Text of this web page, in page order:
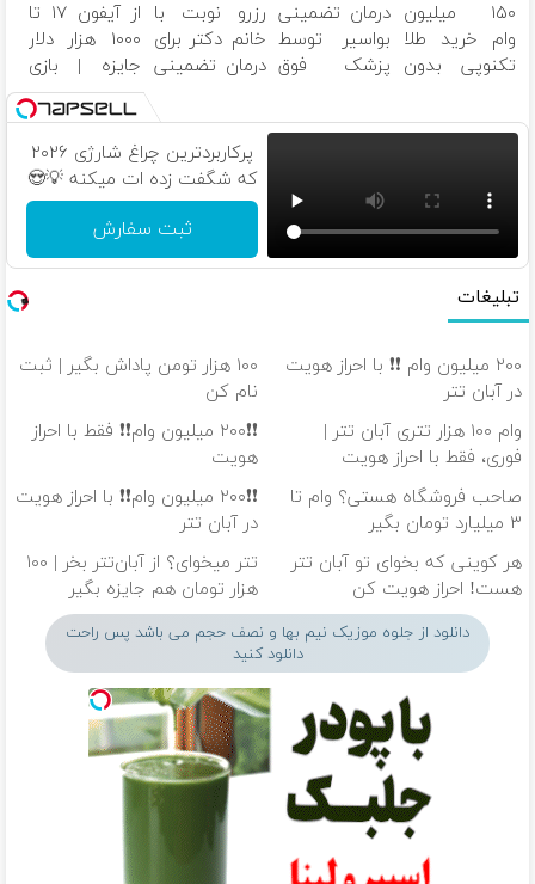
واریس در ۳۰
دقیقه
آنلاین و
حضوری
توسط فوق
تخصص
فروشگاهت رو
ثبت کن
۱۵۰ میلیون
وام خرید طلا
تکنوپی بدون
درمان تضمینی
بواسیر توسط
پزشک فوق
بازگشت
رزرو نوبت با
خانم دکتر برای
درمان تضمینی
بازگشت
از آیفون ۱۷ تا
۱۰۰۰ هزار دلار
جایزه | بازی
کن ، گردونه
بچرخون
پرکاربردترین چراغ شارژی ۲۰۲۶
که شگفت زده ات میکنه 💡😍
ثبت سفارش
تبلیغات
۲۰۰ میلیون وام ❗❗ با احراز هویت
در آبان تتر
۱۰۰ هزار تومن پاداش بگیر | ثبت
نام کن
وام ۱۰۰ هزار تتری آبان تتر |
فوری، فقط با احراز هویت
❗❗۲۰۰ میلیون وام❗❗ فقط با احراز
هویت
صاحب فروشگاه هستی؟ وام تا
۳ میلیارد تومان بگیر
❗❗۲۰۰ میلیون وام❗❗ با احراز هویت
در آبان تتر
هر کوینی که بخوای تو آبان تتر
هست! احراز هویت کن
تتر میخوای؟ از آبان‌تتر بخر | ۱۰۰
هزار تومان هم جایزه بگیر
دانلود از جلوه موزیک نیم بها و نصف حجم می باشد پس راحت
دانلود کنید